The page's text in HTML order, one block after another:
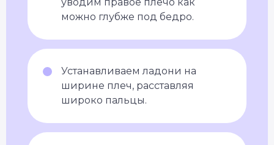
можно глубже под бедро.
Устанавливаем ладони на
ширине плеч, расставляя
широко пальцы.